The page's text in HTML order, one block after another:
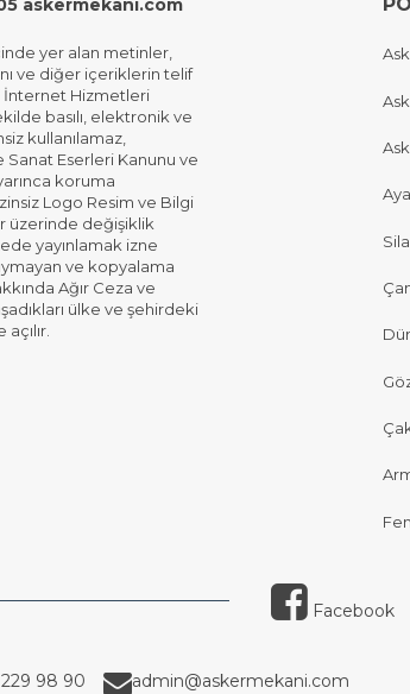
askermekani.com
yer alan metinler,
ve diğer içeriklerin telif
İnternet Hizmetleri
basılı, elektronik ve
kullanılamaz,
Sanat Eserleri Kanunu ve
koruma
Logo Resim ve Bilgi
üzerinde değişiklik
yayınlamak izne
ve kopyalama
Ağır Ceza ve
ülke ve şehirdeki
Facebook
98 90 admin@askermekani.com